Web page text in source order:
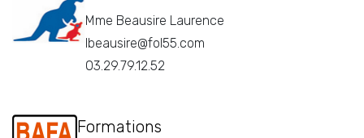
Mme Beausire Laurence
lbeausire@fol55.com
03.29.79.12.52
Formations